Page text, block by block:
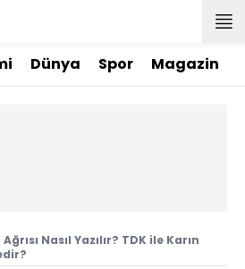
Dünya Spor Magazin
Ağrısı Nasıl Yazılır? TDK ile Karın